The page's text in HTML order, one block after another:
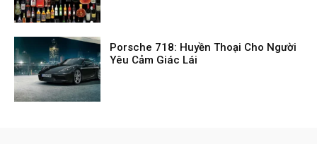
Porsche 718: Huyền Thoại Cho Người
Yêu Cảm Giác Lái